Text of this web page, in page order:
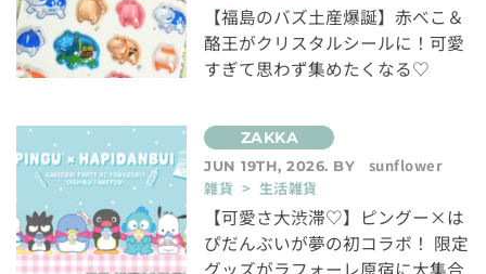
【福島のバズ土産爆誕】赤べこ＆
酪王がクリスタルシールに！可愛
すぎて思わず集めたくなる♡
JUN 19TH, 2026. BY
sunflower
雑貨 > 生活雑貨
【可愛さ大渋滞♡】ピングー×は
ぴだんぶいが夢の初コラボ！ 限定